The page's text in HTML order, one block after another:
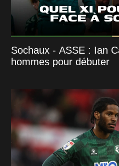
Sochaux - ASSE : Ian
hommes pour débuter